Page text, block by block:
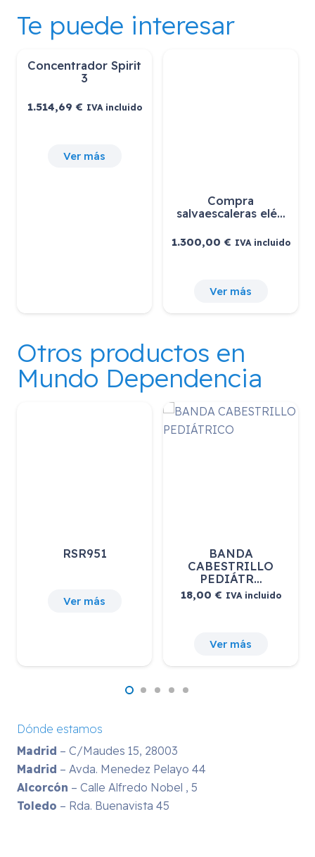
Te puede interesar
Concentrador Spirit
3
1.514,69€ IVA incluido
Ver más
Compra
salvaescaleras elé…
1.300,00€ IVA incluido
Ver más
Otros productos en
Mundo Dependencia
RSR951
Ver más
BANDA
CABESTRILLO
PEDIÁTR…
18,00€ IVA incluido
Ver más
Dónde estamos
Madrid – C/Maudes 15, 28003
Madrid – Avda. Menedez Pelayo 44
Alcorcón – Calle Alfredo Nobel , 5
Toledo – Rda. Buenavista 45